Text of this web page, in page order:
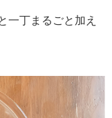
一丁まるごと加え